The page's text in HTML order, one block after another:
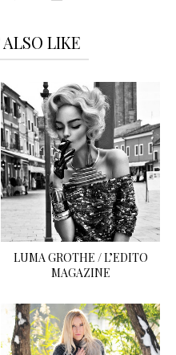
LIKE
LUMA GROTHE / L’EDITO
MAGAZINE